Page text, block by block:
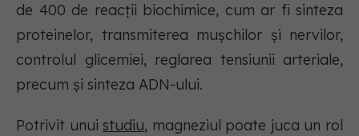
de 400 de reacții biochimice, cum ar fi sinteza
proteinelor, transmiterea mușchilor și nervilor,
controlul glicemiei, reglarea tensiunii arteriale,
precum și sinteza ADN-ului.
Potrivit unui studiu, magneziul poate juca un rol